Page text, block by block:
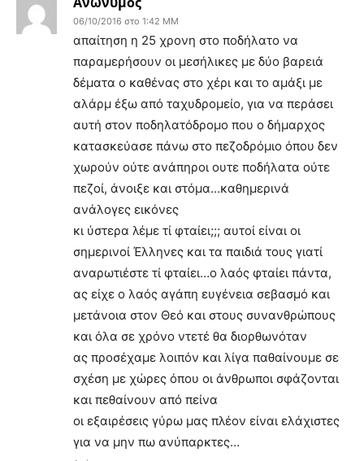
06/10/2016 στο 1:42 ΜΜ
απαίτηση η 25 χρονη στο ποδήλατο να
παραμερήσουν οι μεσήλικες με δύο βαρειά
δέματα ο καθένας στο χέρι και το αμάξι με
αλάρμ έξω από ταχυδρομείο, για να περάσει
αυτή στον ποδηλατόδρομο που ο δήμαρχος
κατασκεύασε πάνω στο πεζοδρόμιο όπου δεν
χωρούν ούτε ανάπηροι ουτε ποδήλατα ούτε
πεζοί, άνοιξε και στόμα…καθημερινά
ανάλογες εικόνες
κι ύστερα λέμε τί φταίει;;; αυτοί είναι οι
σημερινοί Έλληνες και τα παιδιά τους γιατί
αναρωτιέστε τί φταίει…ο λαός φταίει πάντα,
ας είχε ο λαός αγάπη ευγένεια σεβασμό και
μετάνοια στον Θεό και στους συνανθρώπους
και όλα σε χρόνο ντετέ θα διορθωνόταν
ας προσέχαμε λοιπόν και λίγα παθαίνουμε σε
σχέση με χώρες όπου οι άνθρωποι σφάζονται
και πεθαίνουν από πείνα
οι εξαιρέσεις γύρω μας πλέον είναι ελάχιστες
για να μην πω ανύπαρκτες…